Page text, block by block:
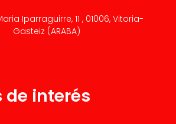
Iparraguirre, 11 , 01006, Vitoria-
Gasteiz (ARABA)
de interés